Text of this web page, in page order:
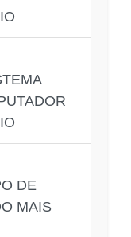
DE
MAIS